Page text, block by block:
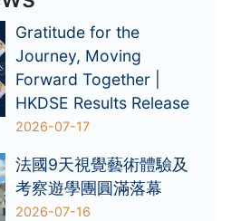
Gratitude for the
Journey, Moving
Forward Together |
HKDSE Results Release
2026-07-17
法國9天視覺藝術體驗及
考察遊學團圓滿落幕
2026-07-16